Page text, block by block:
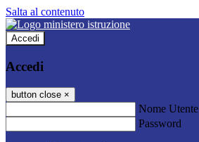
Salta al contenuto
Accedi
Accedi
button close ×
Nome Utente
Password